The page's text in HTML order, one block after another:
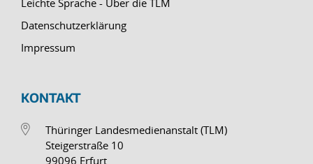
Leichte Sprache - Über die TLM
Datenschutzerklärung
Impressum
KONTAKT
Thüringer Landesmedienanstalt (TLM)
Steigerstraße 10
99096 Erfurt